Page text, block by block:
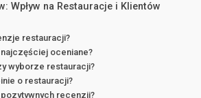
Wpływ na Restauracje i Klientów
restauracji?
oceniane?
wyborze restauracji?
o restauracji?
recenzji?